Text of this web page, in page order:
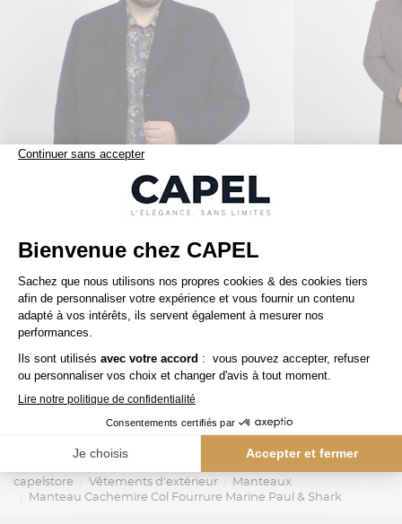
tommy hilfiger
capelstore Vêtements d'extérieur
Manteaux
Manteau Cachemire Col Fourrure Marine Paul & Shark